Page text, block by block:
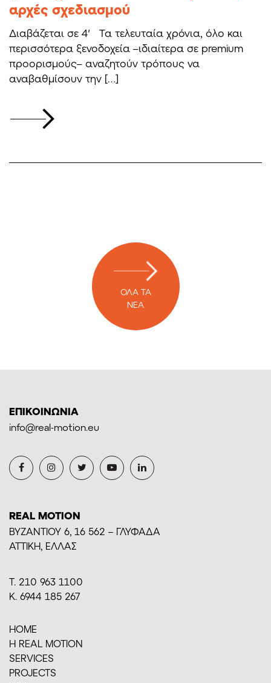
αρχές σχεδιασμού
Διαβάζεται σε 4′ Τα τελευταία χρόνια, όλο και
περισσότερα ξενοδοχεία –ιδιαίτερα σε premium
προορισμούς– αναζητούν τρόπους να
αναβαθμίσουν την […]
ΟΛΑ ΤΑ
ΝΕΑ
ΕΠΙΚΟΙΝΩΝΙΑ
info@real-motion.eu
REAL MOTION
BYZANTIOY 6, 16 562 – ΓΛΥΦΑΔΑ
ΑΤΤΙΚΗ, ΕΛΛΑΣ
Τ. 210 963 1100
Κ. 6944 185 267
HOME
H REAL MOTION
SERVICES
PROJECTS